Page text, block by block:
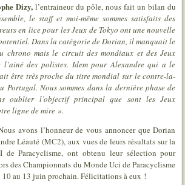
Dizy,l’entraineur du pôle, nous fait un bilan du
le staff et moi-même sommes satisfaits des
en lice pourles Jeux de Tokyo ont une nouvelle
Dans la catégorie de Dorian, il manquait le
chrono mais le circuit des mondiaux et des Jeux
l’ainé des polistes. Idem pour Alexandre qui a le
être très proche du titre mondial sur le contre-la-
Portugal. Nous sommes dans la dernière phase de
oublier l’objectif principal que sont les Jeux
ligne de mire».
avons l’honneur de vous annoncer que Dorian
Léauté (MC2), aux vues de leurs résultats sur la
de Paracyclisme, ont obtenu leur sélection pour
des Championnats du Monde Uci de Paracyclisme
10 au 13 juin prochain. Félicitations à eux !